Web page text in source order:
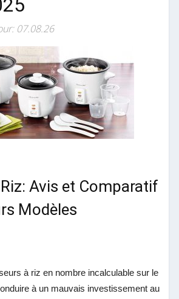
07.08.26
Avis et Comparatif
Modèles
à riz en nombre incalculable sur le
à un mauvais investissement au